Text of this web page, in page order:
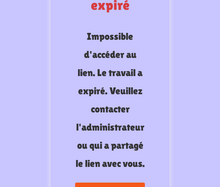
expiré
Impossible
d'accéder au
lien. Le travail a
expiré. Veuillez
contacter
l'administrateur
ou qui a partagé
le lien avec vous.